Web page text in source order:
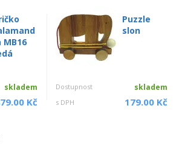
MB16
skladem
Kč
Puzzle
slon
Dostupnost skladem
s DPH 179.00 Kč